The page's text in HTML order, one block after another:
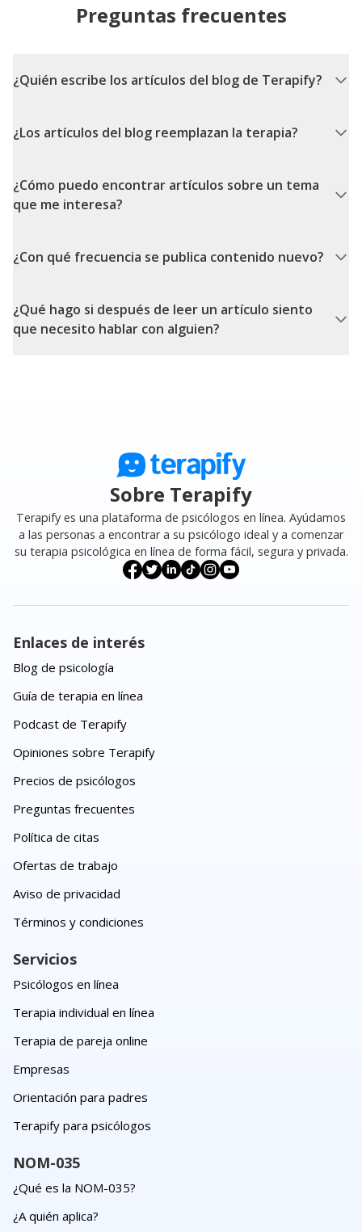
Preguntas frecuentes
¿Quién escribe los artículos del blog de Terapify?
¿Los artículos del blog reemplazan la terapia?
¿Cómo puedo encontrar artículos sobre un tema
que me interesa?
¿Con qué frecuencia se publica contenido nuevo?
¿Qué hago si después de leer un artículo siento
que necesito hablar con alguien?
Sobre Terapify
Terapify es una plataforma de psicólogos en línea. Ayúdamos
a las personas a encontrar a su psicólogo ideal y a comenzar
su terapia psicológica en línea de forma fácil, segura y privada.
Enlaces de interés
Blog de psicología
Guía de terapia en línea
Podcast de Terapify
Opiniones sobre Terapify
Precios de psicólogos
Preguntas frecuentes
Política de citas
Ofertas de trabajo
Aviso de privacidad
Términos y condiciones
Servicios
Psicólogos en línea
Terapia individual en línea
Terapia de pareja online
Empresas
Orientación para padres
Terapify para psicólogos
NOM-035
¿Qué es la NOM-035?
¿A quién aplica?